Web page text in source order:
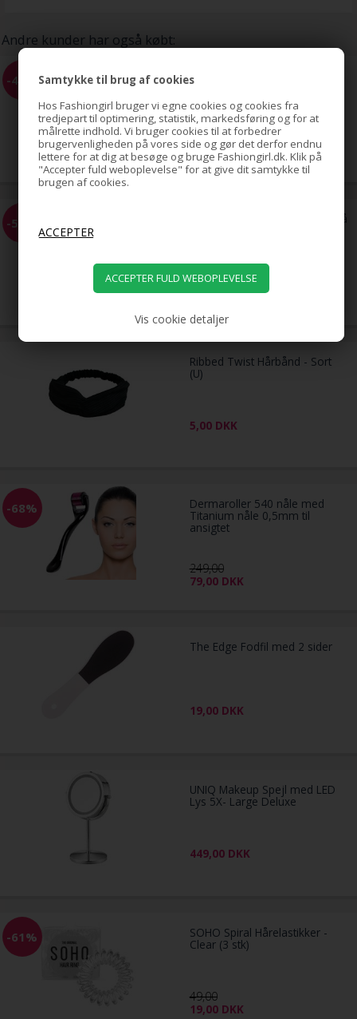
Samtykke til brug af cookies
Hos Fashiongirl bruger vi egne cookies og cookies fra
tredjepart til optimering, statistik, markedsføring og for at
målrette indhold. Vi bruger cookies til at forbedrer
brugervenligheden på vores side og gør det derfor endnu
lettere for at dig at besøge og bruge Fashiongirl.dk. Klik på
"Accepter fuld weboplevelse" for at give dit samtykke til
brugen af cookies.
Vis cookie detaljer
Andre kunder har også købt:
-41% UNIQ Elektrisk Neglefil -
Komplet manicuresæt /
pedicure sæt
219,00
129,00DKK
-51% Scrunchie Hårelastik - Mørkeblå
59,00
29,00DKK
Ribbed Twist Hårbånd - Sort
(U)
5,00 DKK
-68% Dermaroller 540 nåle med
Titanium nåle 0,5mm til
ansigtet
249,00
79,00 DKK
The Edge Fodfil med 2 sider
19,00 DKK
UNIQ Makeup Spejl med LED
Lys 5X- Large Deluxe
449,00 DKK
-61% SOHO Spiral Hårelastikker -
Clear (3 stk)
49,00
19,00 DKK